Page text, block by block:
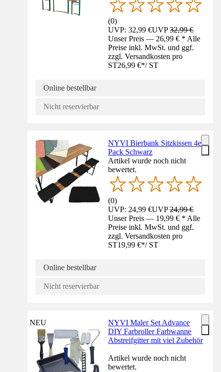
(0)
UVP: 32,99 €UVP32,99 €
Unser Preis — 26,99 € * Alle
Preise inkl. MwSt. und ggf.
zzgl. Versandkosten pro
ST26,99 €*/ ST
Online bestellbar
Nicht reservierbar
NYVI Bierbank Sitzkissen 4er
Pack Schwarz
Artikel wurde noch nicht
bewertet.
(0)
UVP: 24,99 €UVP24,99 €
Unser Preis — 19,99 € * Alle
Preise inkl. MwSt. und ggf.
zzgl. Versandkosten pro
ST19,99 €*/ ST
Online bestellbar
Nicht reservierbar
NEU
NYVI Maler Set Advance
DIY Farbroller Farbwanne
Abstreifgitter mit viel Zubehör
Artikel wurde noch nicht
bewertet.